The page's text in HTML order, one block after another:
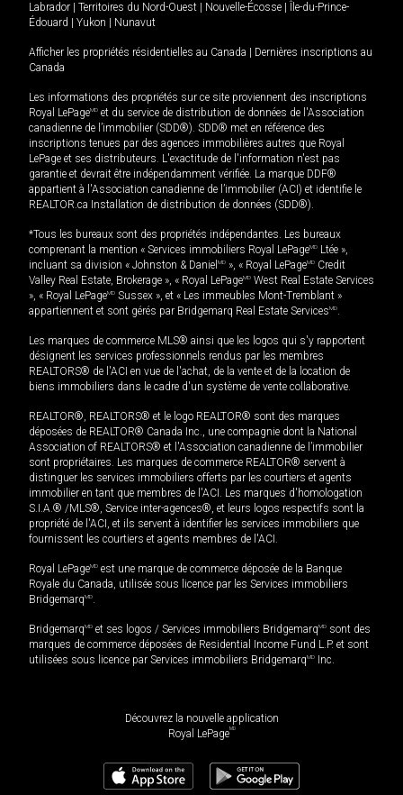
Labrador
Territoires du Nord-Ouest Nouvelle-Écosse
Île-du-Prince-
Édouard
Yukon Nunavut
Afficher les propriétés résidentielles au Canada
Dernières inscriptions au
Canada
Les informations des propriétés sur ce site proviennent des inscriptions
Royal LePageMD et du service de distribution de données de l'Association
canadienne de l’immobilier (SDD®). SDD® met en référence des
inscriptions tenues par des agences immobilières autres que Royal
LePage et ses distributeurs. L'exactitude de l'information n'est pas
garantie et devrait être indépendamment vérifiée. La marque DDF®
appartient à l'Association canadienne de l’immobilier (ACI) et identifie le
REALTOR.ca Installation de distribution de données (SDD®).
*Tous les bureaux sont des propriétés indépendantes. Les bureaux
comprenant la mention « Services immobiliers Royal LePageMD Ltée »,
incluant sa division « Johnston & Daniel MD », « Royal LePageMD Credit
Valley Real Estate, Brokerage », « Royal LePageMD West Real Estate Services
», « Royal LePageMD Sussex », et « Les immeubles Mont-Tremblant »
appartiennent et sont gérés par Bridgemarq Real Estate ServicesMD.
Les marques de commerce MLS® ainsi que les logos qui s'y rapportent
désignent les services professionnels rendus par les membres
REALTORS® de l'ACI en vue de l'achat, de la vente et de la location de
biens immobiliers dans le cadre d'un système de vente collaborative.
REALTOR®, REALTORS® et le logo REALTOR® sont des marques
déposées de REALTOR® Canada Inc., une compagnie dont la National
Association of REALTORS® et l'Association canadienne de l’immobilier
sont propriétaires. Les marques de commerce REALTOR® servent à
distinguer les services immobiliers offerts par les courtiers et agents
immobilier en tant que membres de l'ACI. Les marques d'homologation
S.I.A.® /MLS®, Service inter-agences®, et leurs logos respectifs sont la
propriété de l'ACI, et ils servent à identifier les services immobiliers que
fournissent les courtiers et agents membres de l'ACI.
Royal LePageMD est une marque de commerce déposée de la Banque
Royale du Canada, utilisée sous licence par les Services immobiliers
BridgemarqMD.
BridgemarqMD et ses logos / Services immobiliers BridgemarqMD sont des
marques de commerce déposées de Residential Income Fund L.P. et sont
utilisées sous licence par Services immobiliers BridgemarqMD Inc.
Découvrez la nouvelle application
Royal LePageMD